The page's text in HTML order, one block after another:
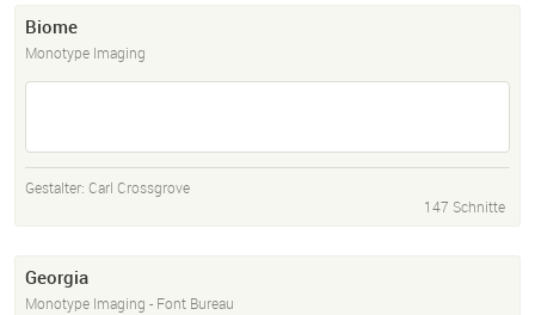
Biome
Monotype Imaging
Gestalter: Carl Crossgrove
147 Schnitte
Georgia
Monotype Imaging - Font Bureau